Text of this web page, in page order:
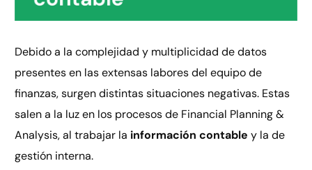
Debido a la complejidad y multiplicidad de datos
presentes en las extensas labores del equipo de
finanzas, surgen distintas situaciones negativas. Estas
salen a la luz en los procesos de Financial Planning &
Analysis, al trabajar la información contable y la de
gestión interna.